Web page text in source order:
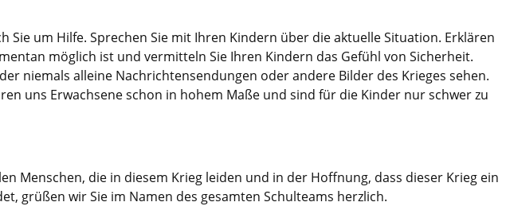
Sie um Hilfe. Sprechen Sie mit Ihren Kindern über die aktuelle Situation. Erklären
möglich ist und vermitteln Sie Ihren Kindern das Gefühl von Sicherheit.
niemals alleine Nachrichtensendungen oder andere Bilder des Krieges sehen.
uns Erwachsene schon in hohem Maße und sind für die Kinder nur schwer zu
Menschen, die in diesem Krieg leiden und in der Hoffnung, dass dieser Krieg ein
grüßen wir Sie im Namen des gesamten Schulteams herzlich.